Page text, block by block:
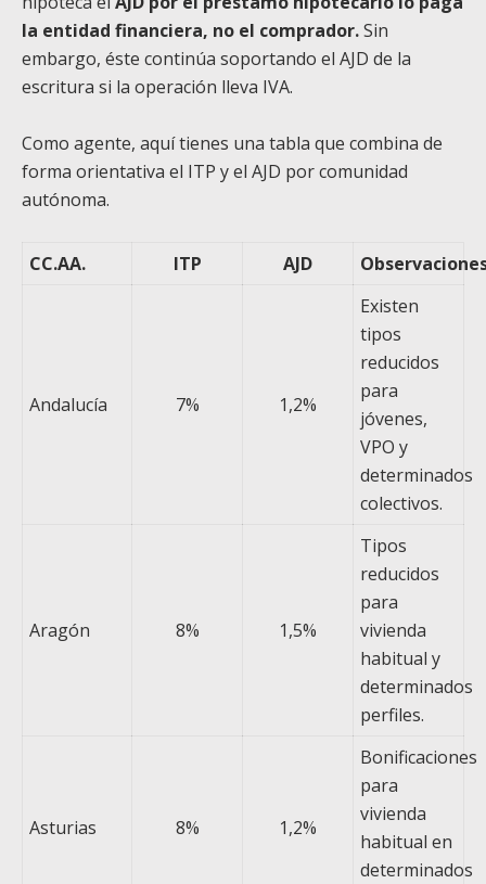
la entidad financiera, no el comprador.Sin
embargo, éste continúa soportando el AJD de la
escritura si la operación lleva IVA.
Como agente, aquí tienes una tabla que combina de
forma orientativa el ITP y el AJD por comunidad
autónoma.
CC.AA. ITP AJD
Andalucía 7% 1,2%
Existen
tipos
reducidos
para
jóvenes,
VPO y
determinados
colectivos.
Aragón 8% 1,5%
Tipos
reducidos
para
vivienda
habitual y
determinados
perfiles.
Asturias 8% 1,2%
Bonificaciones
para
vivienda
habitual en
determinados